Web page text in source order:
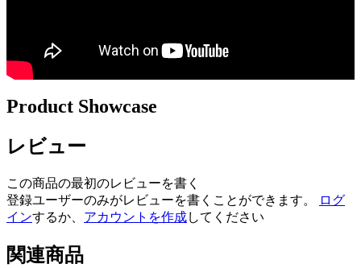
Product Showcase
レビュー
この商品の最初のレビューを書く
登録ユーザーのみがレビューを書くことができます。
ログ
インするか、 アカウントを作成してください
関連商品